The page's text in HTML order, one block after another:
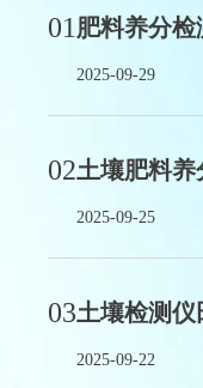
01
2025-09-29
02
2025-09-25
03土壤检测仪
2025-09-22